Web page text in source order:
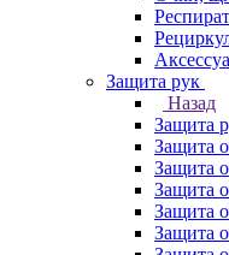
Защита рук
Назад
Защита
Защита
Защита
Защита
Защита
Защита